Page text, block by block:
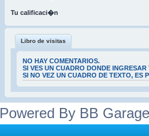
Tu calificaci�n
Libro de visitas
NO HAY COMENTARIOS.
SI VES UN CUADRO DONDE
SI NO VEZ UN CUADRO DE TEXTO, ES
Powered By BB